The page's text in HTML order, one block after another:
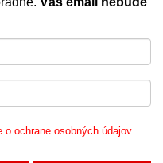
o ochrane osobných údajov